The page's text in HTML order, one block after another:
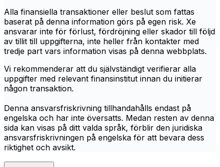
Alla finansiella transaktioner eller beslut som fattas
baserat på denna information görs på egen risk. Xe
ansvarar inte för förlust, fördröjning eller skador till följd
av tillit till uppgifterna, inte heller från kontakter med
tredje part vars information visas på denna webbplats.
Vi rekommenderar att du självständigt verifierar alla
uppgifter med relevant finansinstitut innan du initierar
någon transaktion.
Denna ansvarsfriskrivning tillhandahålls endast på
engelska och har inte översatts. Medan resten av denna
sida kan visas på ditt valda språk, förblir den juridiska
ansvarsfriskrivningen på engelska för att bevara dess
riktighet och avsikt.